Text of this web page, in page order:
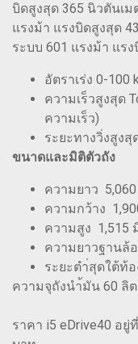
บิดสูงสุด 365 นิวตันเม
แรงม้า แรงบิดสูงสุด
ระบบ 601 แรงม้า แร
อัตราเร่ง 0-100
ความเร็วสูงสุด
ความเร็ว)
ระยะทางวิ่งสูงสุ
ขนาดและมิติตัวถัง
ความยาว
ความกว้าง
ความสูง 1,515
ความยาวฐานล้
ระยะตำ่สุดใต้ท้
ความจุถังนำ้มัน 60 ลิ
ราคา i5 eDrive40 อยู่